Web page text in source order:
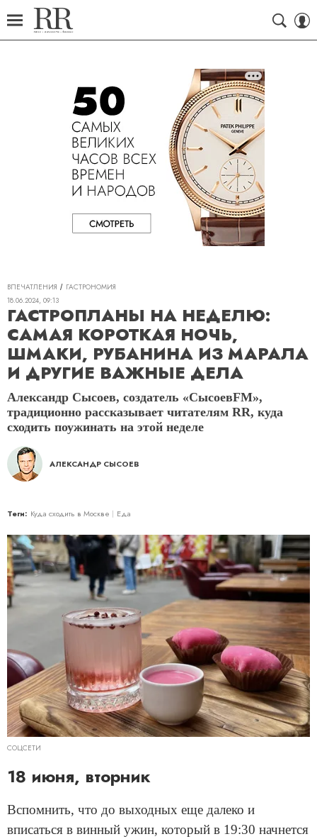
ВПЕЧАТЛЕНИЯ
ГАСТРОНОМИЯ
18.06.2024, 09:13
ГАСТРОПЛАНЫ НА НЕДЕЛЮ:
САМАЯ КОРОТКАЯ НОЧЬ,
ШМАКИ, РУБАНИНА ИЗ МАРАЛА
И ДРУГИЕ ВАЖНЫЕ ДЕЛА
Александр Сысоев, создатель «СысоевFM»,
традиционно рассказывает читателям RR, куда
сходить поужинать на этой неделе
АЛЕКСАНДР СЫСОЕВ
Теги: Куда сходить в Москве Еда
СОЦСЕТИ
18 июня, вторник
Вспомнить, что до выходных еще далеко и
вписаться в винный ужин, который в 19:30 начнется